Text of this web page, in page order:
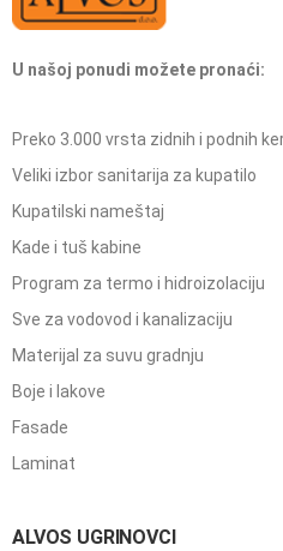
U našoj ponudi možete pronaći:
Preko 3.000 vrsta zidnih i podnih
Veliki izbor sanitarija za kupatilo
Kupatilski nameštaj
Kade i tuš kabine
Program za termo i hidroizolaciju
Sve za vodovod i kanalizaciju
Materijal za suvu gradnju
Boje i lakove
Fasade
Laminat
ALVOS UGRINOVCI